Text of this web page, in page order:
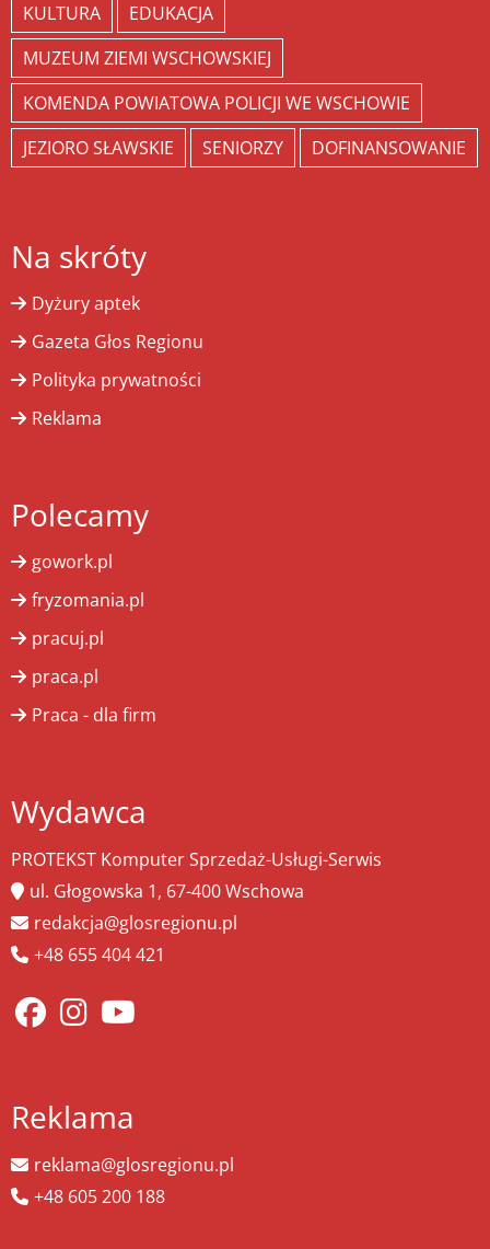
KULTURA
EDUKACJA
MUZEUM ZIEMI WSCHOWSKIEJ
KOMENDA POWIATOWA POLICJI WE WSCHOWIE
JEZIORO SŁAWSKIE
SENIORZY DOFINANSOWANIE
Na skróty
Dyżury aptek
Gazeta Głos Regionu
Polityka prywatności
Reklama
Polecamy
gowork.pl
fryzomania.pl
pracuj.pl
praca.pl
Praca - dla firm
Wydawca
PROTEKST Komputer Sprzedaż-Usługi-Serwis
ul. Głogowska 1, 67-400 Wschowa
redakcja@glosregionu.pl
+48 655 404 421
Reklama
reklama@glosregionu.pl
+48 605 200 188